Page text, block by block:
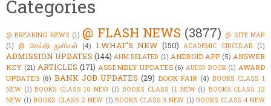
Categories
@ BREAKING NEWS (1) @ FLASH NEWS (3877) @ SITE MAP
(1) @ செய்தி துளிகள் (4) 1.WHAT'S NEW (150) ACADEMIC CIRCULAR (1)
ADMISSION UPDATES (144) AHM RELATED (1) ANDROID APP (5) ANSWER
KEY (21) ARTICLES (171) ASSEMBLY UPDATES (6) AUDIO BOOK (1) AWARD
UPDATES (8) BANK JOB UPDATES (29) BOOK FAIR (4) BOOKS CLASS 1
NEW (1) BOOKS CLASS 10 NEW (1) BOOKS CLASS 11 NEW (1) BOOKS CLASS 12
NEW (1) BOOKS CLASS 2 NEW (1) BOOKS CLASS 3 NEW (1) BOOKS CLASS 4 NEW